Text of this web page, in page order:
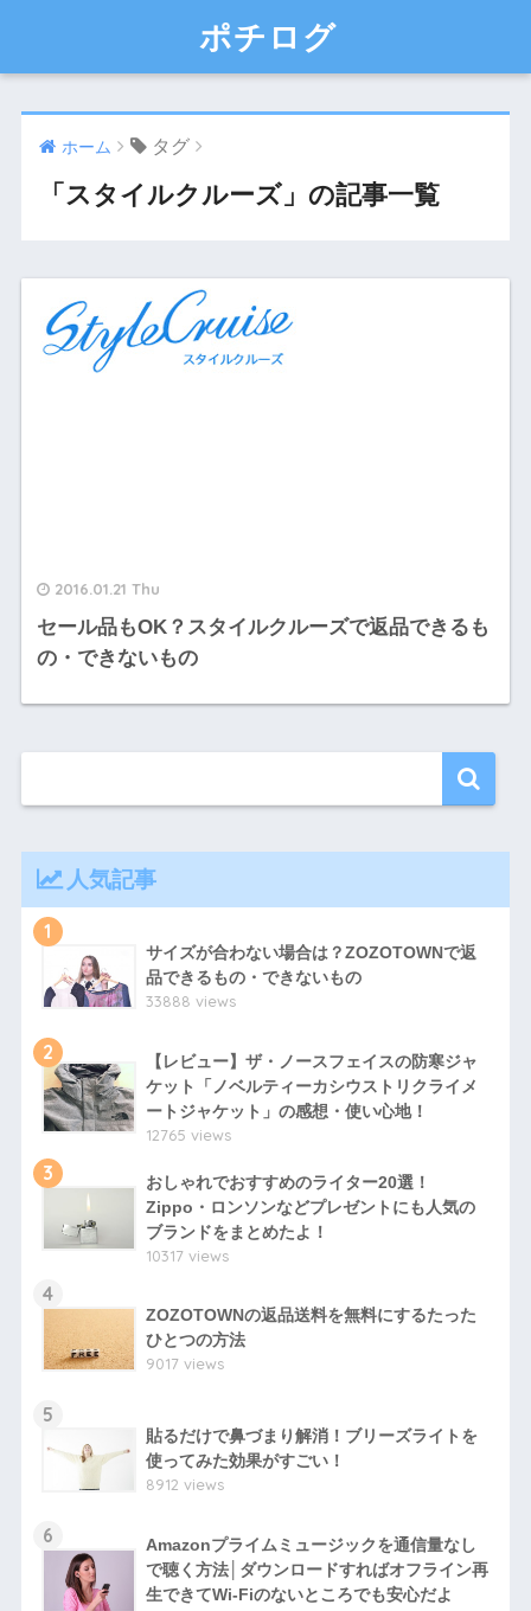
ポチログ
ホーム タグ
「スタイルクルーズ」の記事一覧
2016.01.21 Thu
セール品もOK？スタイルクルーズで返品できるも
の・できないもの
人気記事
1
サイズが合わない場合は？ZOZOTOWNで返
品できるもの・できないもの
33888 views
2
【レビュー】ザ・ノースフェイスの防寒ジャ
ケット「ノベルティーカシウストリクライメ
ートジャケット」の感想・使い心地！
12765 views
3
おしゃれでおすすめのライター20選！
Zippo・ロンソンなどプレゼントにも人気の
ブランドをまとめたよ！
10317 views
4
ZOZOTOWNの返品送料を無料にするたった
ひとつの方法
9017 views
5
貼るだけで鼻づまり解消！ブリーズライトを
使ってみた効果がすごい！
8912 views
6
Amazonプライムミュージックを通信量なし
で聴く方法│ダウンロードすればオフライン再
生できてWi-Fiのないところでも安心だよ